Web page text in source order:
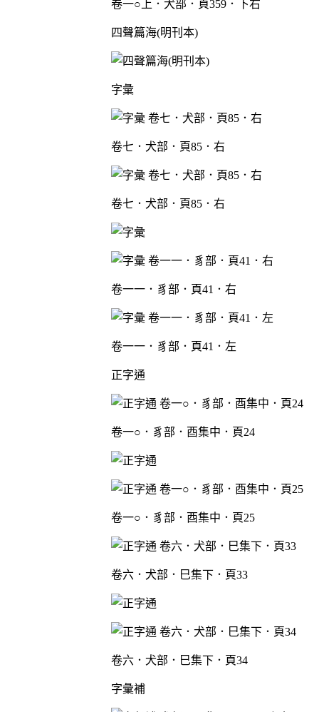
卷一○上．犬部．頁359．下右
四聲篇海(明刊本)
字彙
卷七．犬部．頁85．右
卷七．犬部．頁85．右
卷一一．豸部．頁41．右
卷一一．豸部．頁41．左
正字通
卷一○．豸部．酉集中．頁24
卷一○．豸部．酉集中．頁25
卷六．犬部．巳集下．頁33
卷六．犬部．巳集下．頁34
字彙補